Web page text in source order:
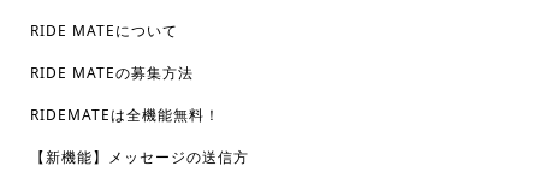
RIDE MATEについて
RIDE MATEの募集方法
RIDEMATEは全機能無料！
【新機能】メッセージの送信方